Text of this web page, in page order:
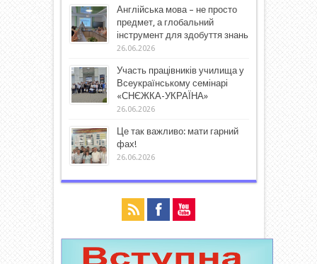
Англійська мова – не просто
предмет, а глобальний
інструмент для здобуття знань
26.06.2026
Участь працівників училища у
Всеукраїнському семінарі
«СНЄЖКА-УКРАЇНА»
26.06.2026
Це так важливо: мати гарний
фах!
26.06.2026